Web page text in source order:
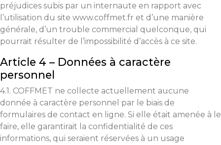
préjudices subis par un internaute en rapport avec
l’utilisation du site www.coffmet.fr et d’une manière
générale, d’un trouble commercial quelconque, qui
pourrait résulter de l’impossibilité d’accès à ce site.
Article 4 – Données à caractère
personnel
4.1. COFFMET ne collecte actuellement aucune
donnée à caractère personnel par le biais de
formulaires de contact en ligne. Si elle était amenée à le
faire, elle garantirait la confidentialité de ces
informations, qui seraient réservées à un usage